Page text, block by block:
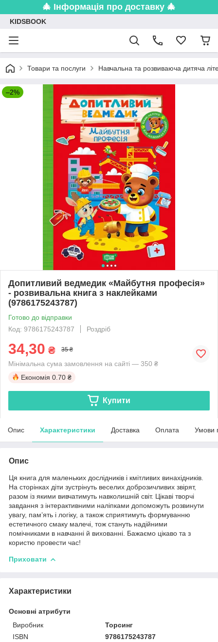
🎄 Інформація про доставку 🎄
KIDSBOOK
Товари та послуги Навчальна та розвиваюча дитяча
–2%
Допитливий ведмедик «Майбутня професія»
- розвивальна книга з наклейками
(9786175243787)
Готово до відправки
Код: 9786175243787
Роздріб
34,30 ₴ 35 ₴
Мінімальна сума замовлення на сайті — 350 ₴
Економія 0.70 ₴
Купити
Опис Характеристики Доставка Оплата Умови
Опис
Ця книга для маленьких дослідників і кмітливих винахідників.
На сторінках діти зустрінуть веселих доброзичливих звірят,
разом із якими вивчатимуть навколишній світ. Цікаві творчі
завдання з інтерактивними наліпками допоможуть розвинути
увагу, пам’ять і логіку, а також сприятимуть формуванню
естетичного смаку малечі, тож стануть надійними
помічниками в навчанні й вихованні. Бажаємо цікаво та з
користю провести час!
Приховати
Характеристики
Основні атрибути
Виробник
Торсинг
ISBN
9786175243787